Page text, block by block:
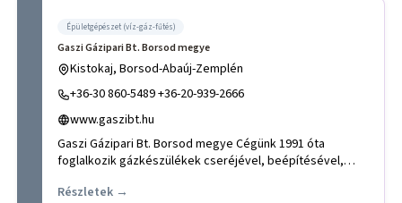
Épületgépészet (víz-gáz-fűtés)
Gaszi Gázipari Bt. Borsod megye
Kistokaj, Borsod-Abaúj-Zemplén
+36-30 860-5489 +36-20-939-2666
www.gaszibt.hu
Gaszi Gázipari Bt. Borsod megye Cégünk 1991 óta
foglalkozik gázkészülékek cseréjével, beépítésével,
Részletek →